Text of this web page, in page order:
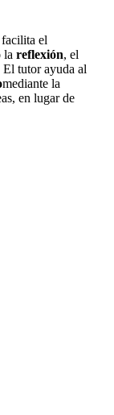
el
la reflexión, el
El tutor ayuda al
mediante la
en lugar de